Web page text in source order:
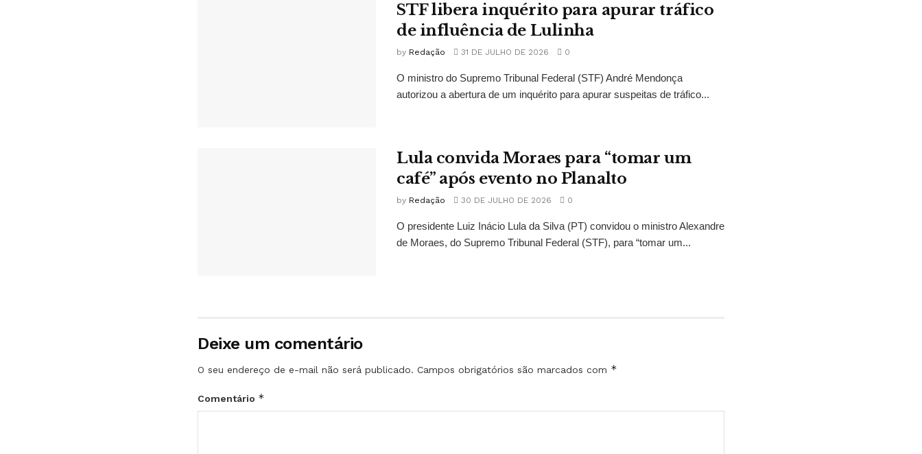
STF libera inquérito para apurar tráfico
de influência de Lulinha
by Redação 31 DE JULHO DE 2026 0
O ministro do Supremo Tribunal Federal (STF) André Mendonça
autorizou a abertura de um inquérito para apurar suspeitas de tráfico...
Lula convida Moraes para “tomar um
café” após evento no Planalto
by Redação 30 DE JULHO DE 2026 0
O presidente Luiz Inácio Lula da Silva (PT) convidou o ministro Alexandre
de Moraes, do Supremo Tribunal Federal (STF), para “tomar um...
Deixe um comentário
O seu endereço de e-mail não será publicado. Campos obrigatórios são marcados com *
Comentário *